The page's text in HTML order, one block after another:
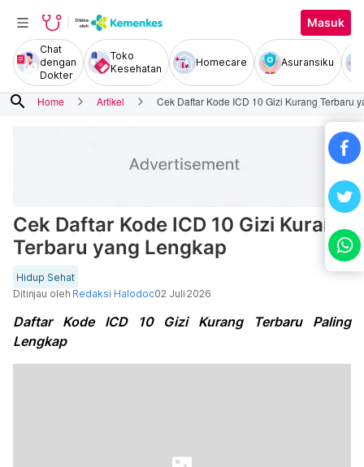
Masuk
Chat
dengan
Dokter
Toko
Kesehatan
Homecare Asuransiku
search Home Artikel Cek Daftar Kode ICD 10 Gizi Kurang Terbaru
Cek Daftar Kode ICD 10 Gizi Kurang
Terbaru yang Lengkap
Hidup Sehat
Ditinjau oleh Redaksi Halodoc02 Juli 2026
Daftar Kode ICD 10 Gizi Kurang Terbaru Paling
Lengkap